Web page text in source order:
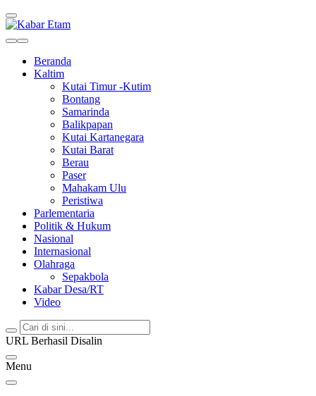
Beranda
Kaltim
Kutai Timur -Kutim
Bontang
Samarinda
Balikpapan
Kutai Kartanegara
Kutai Barat
Berau
Paser
Mahakam Ulu
Peristiwa
Parlementaria
Politik & Hukum
Nasional
Internasional
Olahraga
Sepakbola
Kabar Desa/RT
Video
URL Berhasil Disalin
Menu